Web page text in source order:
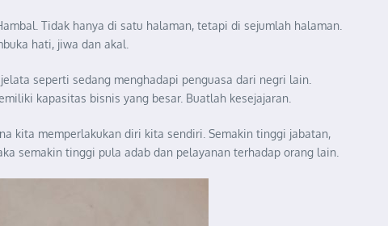
Tidak hanya di satu halaman, tetapi di sejumlah halaman.
hati, jiwa dan akal.
seperti sedang menghadapi penguasa dari negri lain.
kapasitas bisnis yang besar. Buatlah kesejajaran.
kita memperlakukan diri kita sendiri. Semakin tinggi jabatan,
semakin tinggi pula adab dan pelayanan terhadap orang lain.